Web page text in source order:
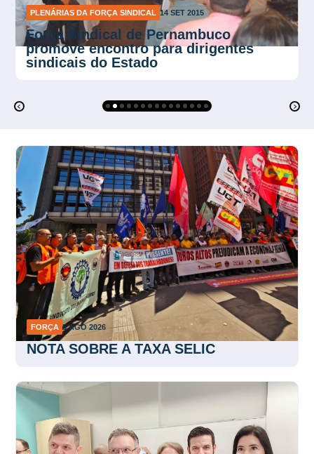
PLENÁRIAS DA FORÇA SINDICAL 19 AGO 2015
Começa nesta quarta-feira a 7ª
Plenária da Força Sindical Goiás
FORÇA 5 AGO 2026
NOTA SOBRE A TAXA SELIC